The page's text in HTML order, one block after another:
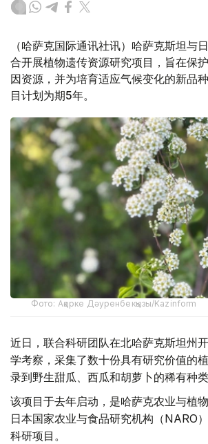
（哈萨克国际通讯社讯）哈萨克斯坦与
合开展植物遗传资源研究项目，旨在保
因资源，并为培育适应气候变化的新品
目计划为期5年。
Фото: Ақерке Дәуренбекқызы/Kazinform
近日，联合科研团队在北哈萨克斯坦州
学考察，采集了数十份具有研究价值的
录到野生甜瓜、西瓜和胡萝卜的稀有种类
该项目于去年启动，是哈萨克农业与植
日本国家农业与食品研究机构（NARO
科研项目。